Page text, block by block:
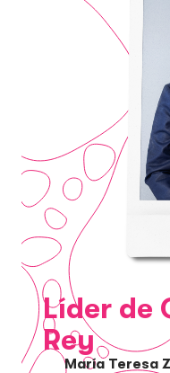
Líder de
Rey
María Teresa